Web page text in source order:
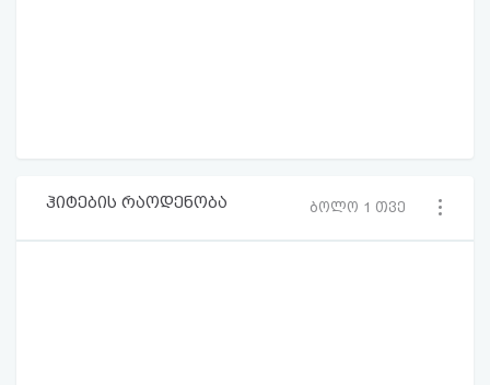
ჰიტების რაოდენობა ბოლო 1 თვე